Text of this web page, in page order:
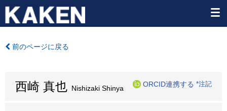
前のページに戻る
西崎 真也 Nishizaki Shinya
ORCID連携する *注記